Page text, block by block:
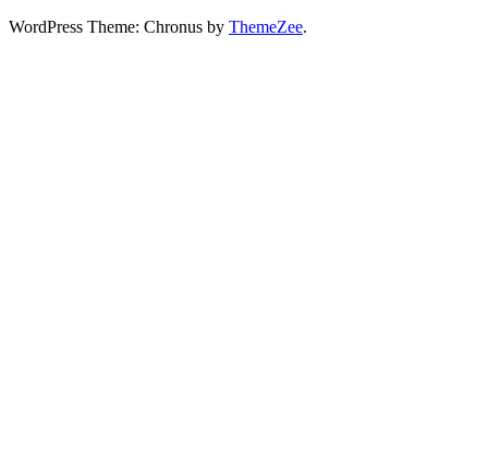
WordPress Theme: Chronus by ThemeZee.